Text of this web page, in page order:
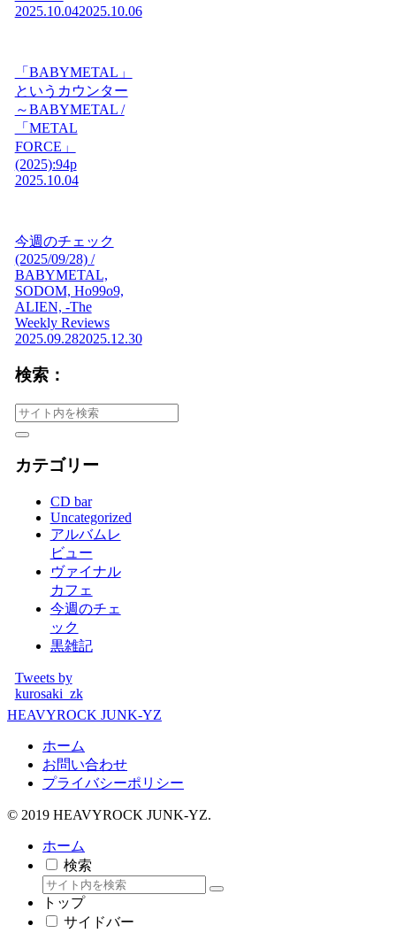
2025.10.042025.10.06
「BABYMETAL」
というカウンター
～BABYMETAL /
「METAL
FORCE」
(2025):94p
2025.10.04
今週のチェック
(2025/09/28) /
BABYMETAL,
SODOM, Ho99o9,
ALIEN, -The
Weekly Reviews
2025.09.282025.12.30
検索：
カテゴリー
CD bar
Uncategorized
アルバムレ
ビュー
ヴァイナル
カフェ
今週のチェ
ック
黒雑記
Tweets by
kurosaki_zk
HEAVYROCK JUNK-YZ
ホーム
お問い合わせ
プライバシーポリシー
© 2019 HEAVYROCK JUNK-YZ.
ホーム
検索
トップ
サイドバー